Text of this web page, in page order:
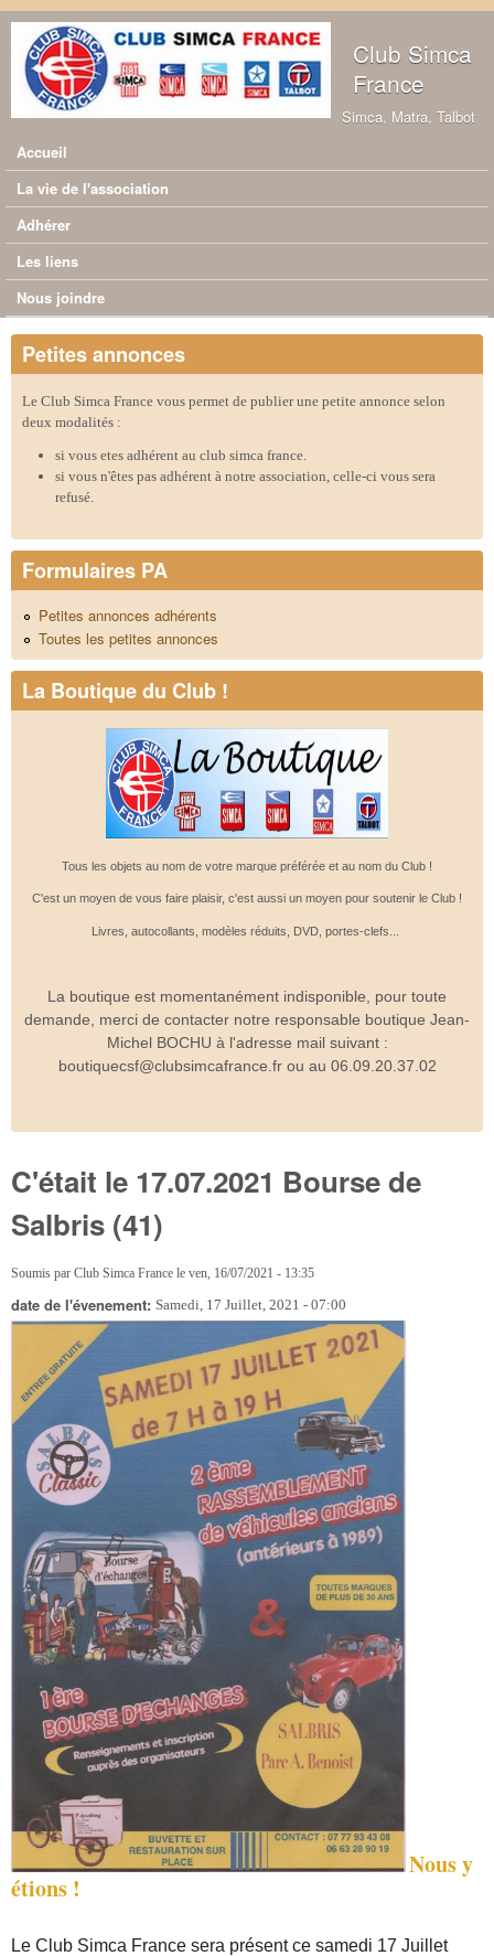
Aller au contenu principal
Club Simca
France
Simca, Matra, Talbot
Menu principal
Accueil
La vie de l'association
Adhérer
Les liens
Nous joindre
Petites annonces
Le Club Simca France vous permet de publier une petite annonce selon
deux modalités :
si vous etes adhérent au club simca france.
si vous n'êtes pas adhérent à notre association, celle-ci vous sera
refusé.
Formulaires PA
Petites annonces adhérents
Toutes les petites annonces
La Boutique du Club !
Tous les objets au nom de votre marque préférée et au nom du Club !
C'est un moyen de vous faire plaisir, c'est aussi un moyen pour soutenir le Club !
Livres, autocollants, modèles réduits, DVD, portes-clefs...
La boutique est momentanément indisponible, pour toute
demande, merci de contacter notre responsable boutique Jean-
Michel BOCHU à l'adresse mail suivant :
boutiquecsf@clubsimcafrance.fr ou au 06.09.20.37.02
C'était le 17.07.2021 Bourse de
Salbris (41)
Soumis par Club Simca France le ven, 16/07/2021 - 13:35
date de l'évenement: Samedi, 17 Juillet, 2021 - 07:00
Nous y
étions !
Le Club Simca France sera présent ce samedi 17 Juillet